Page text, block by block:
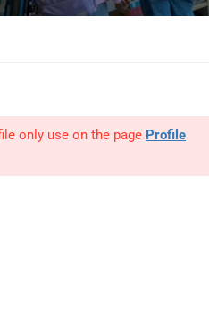
only use on the page Profile